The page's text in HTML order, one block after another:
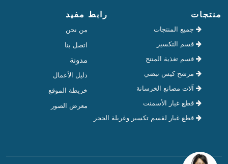
منتجات
جميع المنتجات
قسم التكسير
قسم تغذية المنتج
مرشح كيس نبضي
آلات مصانع الخرسانة
قطع غيار الأسمنت
قطع غيار لقسم تكسير وغربلة الحجر
رابط مفيد
من نحن
اتصل بنا
مدونة
دليل الأعمال
خريطة الموقع
معرض الصور